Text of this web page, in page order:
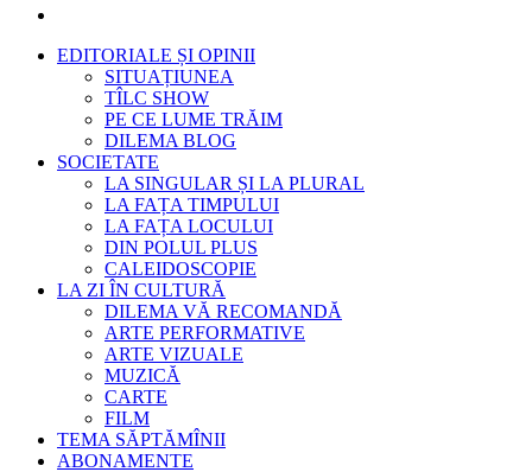
EDITORIALE ȘI OPINII
SITUAȚIUNEA
TÎLC SHOW
PE CE LUME TRĂIM
DILEMA BLOG
SOCIETATE
LA SINGULAR ȘI LA PLURAL
LA FAȚA TIMPULUI
LA FAȚA LOCULUI
DIN POLUL PLUS
CALEIDOSCOPIE
LA ZI ÎN CULTURĂ
DILEMA VĂ RECOMANDĂ
ARTE PERFORMATIVE
ARTE VIZUALE
MUZICĂ
CARTE
FILM
TEMA SĂPTĂMÎNII
ABONAMENTE